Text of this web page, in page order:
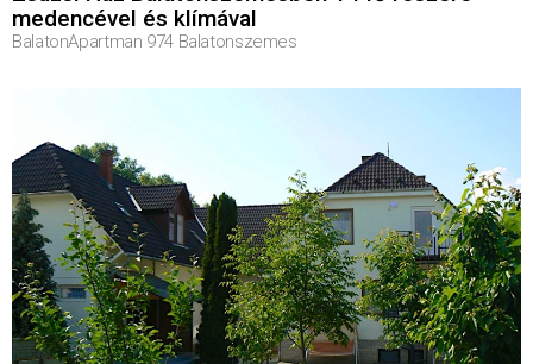
medencével és klímával
BalatonApartman 974 Balatonszemes